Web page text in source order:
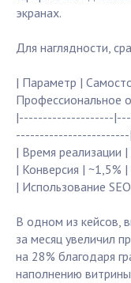
экранах.
Для наглядности,
| Параметр |
Профессиональное
|--------------------
------------------------|
| Время реализации
| Конверсия | ~1,5%
| Использование
В одном из кейсов,
за месяц увеличил
на 28% благодаря
наполнению